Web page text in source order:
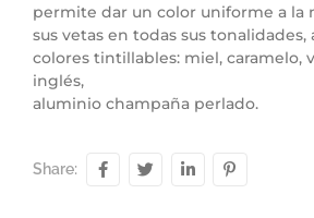
permite dar un color uniforme a la
sus vetas en todas sus
colores tintillables: miel, caramelo,
inglés,
aluminio champaña perlado.
Share: